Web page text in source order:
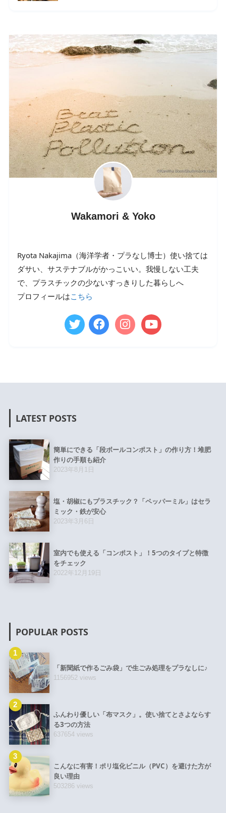
Wakamori & Yoko
Ryota Nakajima（海洋学者・プラなし博士）使い捨ては
ダサい、サステナブルがかっこいい。我慢しない工夫
で、プラスチックの少ないすっきりした暮らしへ
プロフィールはこちら
LATEST POSTS
簡単にできる「段ボールコンポスト」の作り方！堆肥
作りの手順も紹介
2023年8月1日
塩・胡椒にもプラスチック？「ペッパーミル」はセラ
ミック・鉄が安心
2023年3月6日
室内でも使える「コンポスト」！5つのタイプと特徴
をチェック
2022年12月19日
POPULAR POSTS
1
「新聞紙で作るごみ袋」で生ごみ処理をプラなしに♪
1156952 views
2
ふんわり優しい「布マスク」。使い捨てとさよならす
る3つの方法
637654 views
3
こんなに有害！ポリ塩化ビニル（PVC）を避けた方が
良い理由
503286 views